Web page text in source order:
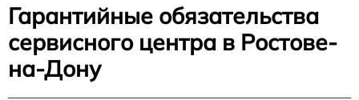
Гарантийные обязательства
сервисного центра в Ростове-
на-Дону